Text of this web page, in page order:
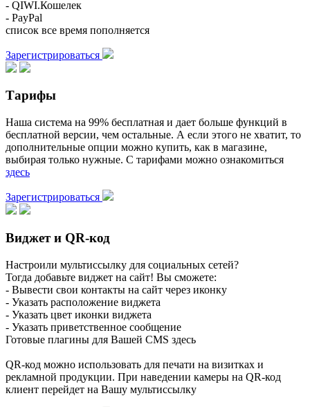
- QIWI.Кошелек
- PayPal
список все время пополняется
Зарегистрироваться
Тарифы
Наша система на 99% бесплатная и дает больше функций в
бесплатной версии, чем остальные. А если этого не хватит, то
дополнительные опции можно купить, как в магазине,
выбирая только нужные. С тарифами можно ознакомиться
здесь
Зарегистрироваться
Виджет и QR-код
Настроили мультиссылку для социальных сетей?
Тогда добавьте виджет на сайт! Вы сможете:
- Вывести свои контакты на сайт через иконку
- Указать расположение виджета
- Указать цвет иконки виджета
- Указать приветственное сообщение
Готовые плагины для Вашей CMS здесь
QR-код можно использовать для печати на визитках и
рекламной продукции. При наведении камеры на QR-код
клиент перейдет на Вашу мультиссылку